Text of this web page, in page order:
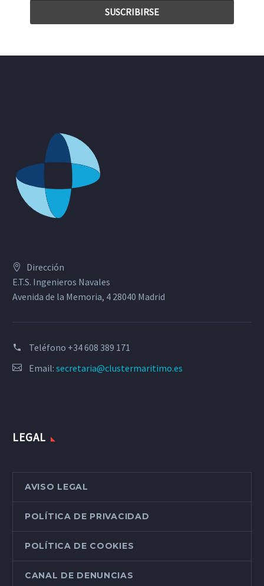
Dirección
E.T.S. Ingenieros Navales
Avenida de la Memoria, 4 28040 Madrid
Teléfono +34 608 389 171
Email: secretaria@clustermaritimo.es
LEGAL
AVISO LEGAL
POLÍTICA DE PRIVACIDAD
POLÍTICA DE COOKIES
CANAL DE DENUNCIAS